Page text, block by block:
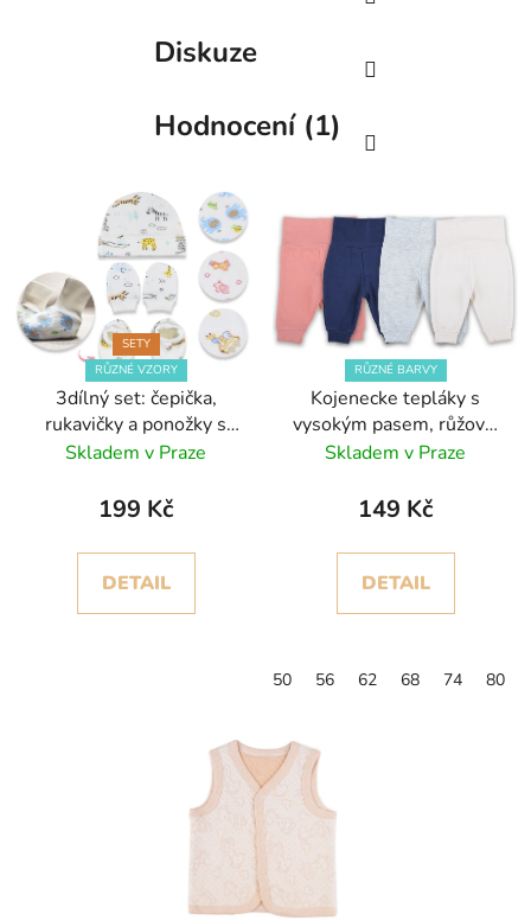
Diskuze
Hodnocení (1)
SETY
RŮZNÉ VZORY
3dílný set: čepička,
rukavičky a ponožky s
vysokým lemem
Skladem v Praze
199 Kč
DETAIL
RŮZNÉ BARVY
Kojenecke tepláky s
vysokým pasem, růžová,
šedá, modrá
Skladem v Praze
149 Kč
DETAIL
50 56 62 68 74 80